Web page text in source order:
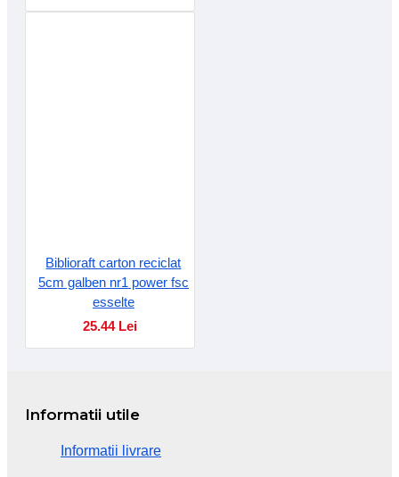
Biblioraft carton reciclat
5cm galben nr1 power fsc
esselte
25.44 Lei
Informatii utile
Informatii livrare